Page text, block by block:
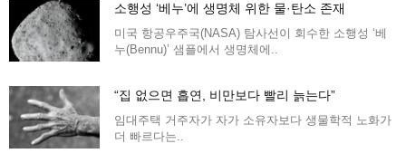
소행성 ‘베누’에 생명체 위한 물·탄소 존재
미국 항공우주국(NASA) 탐사선이 회수한 소행성 ‘베
누(Bennu)’ 샘플에서 생명체에..
“집 없으면 흡연, 비만보다 빨리 늙는다”
임대주택 거주자가 자가 소유자보다 생물학적 노화가
더 빠르다는..